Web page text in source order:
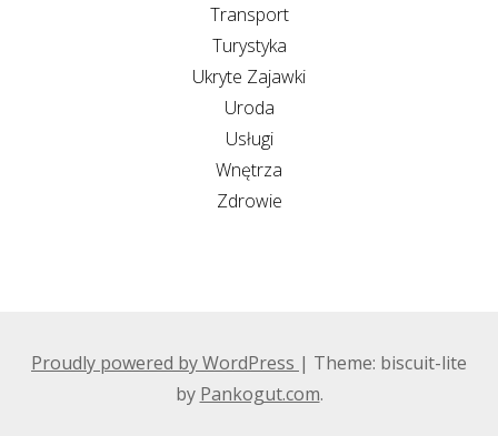
Transport
Turystyka
Ukryte Zajawki
Uroda
Usługi
Wnętrza
Zdrowie
Proudly powered by WordPress | Theme: biscuit-lite
by Pankogut.com.